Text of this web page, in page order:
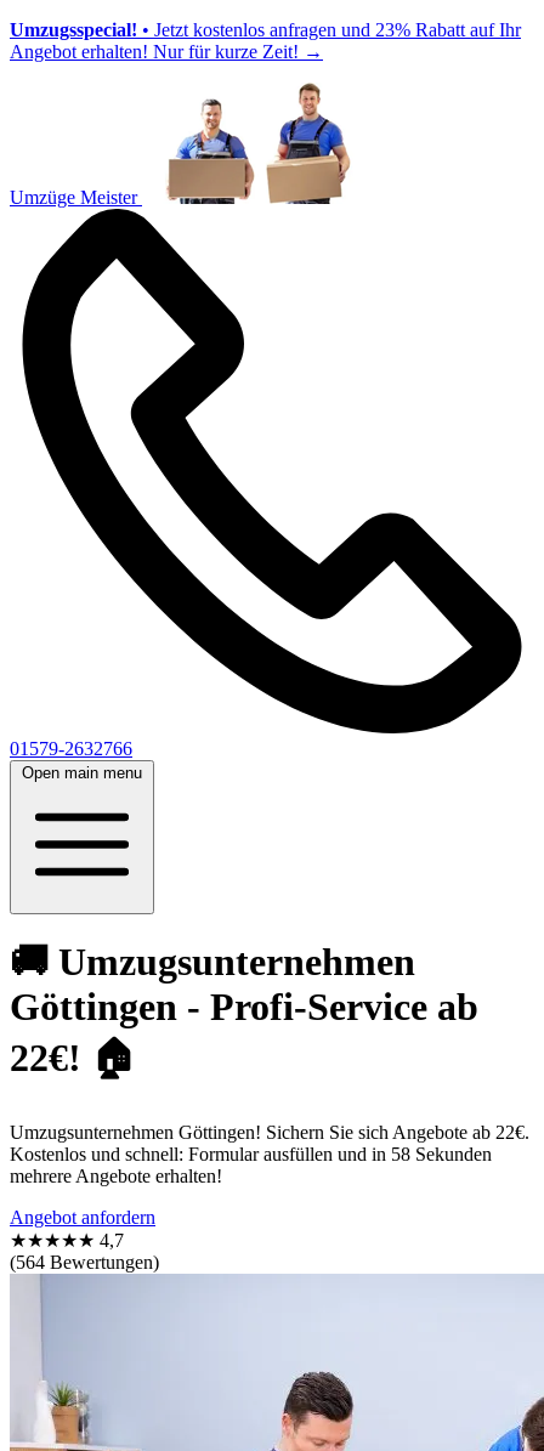
Umzugsspecial! • Jetzt kostenlos anfragen und 23% Rabatt auf Ihr
Angebot erhalten! Nur für kurze Zeit! →
Umzüge Meister
01579-2632766
Open main menu
🚚 Umzugsunternehmen
Göttingen - Profi-Service ab
22€! 🏠
Umzugsunternehmen Göttingen! Sichern Sie sich Angebote ab 22€.
Kostenlos und schnell: Formular ausfüllen und in 58 Sekunden
mehrere Angebote erhalten!
Angebot anfordern
★★★★★ 4,7
(564 Bewertungen)